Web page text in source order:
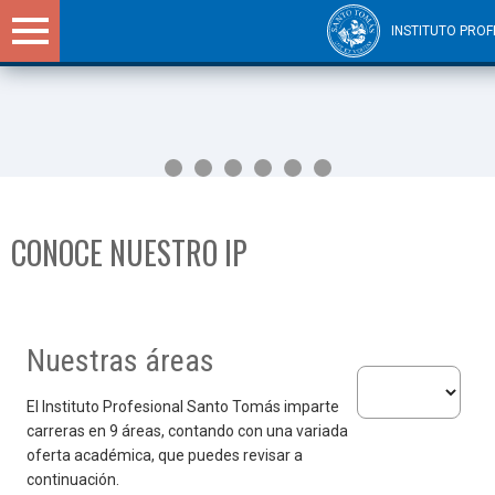
INSTITUTO
BIENVENIDA DEL RECTOR AL AÑO
BECA MATRÍCULA
DESPERTANDO LA GRANDEZA EN
IP SANTO TOMÁS DECRETA NUEVA
SÚMATE A UNA INSTITUCIÓN
CONTRIBUIR A LA INCLUSIÓN DE
CONOCE NUESTRO IP
Nuestras áreas
El Instituto Profesional Santo Tomás imparte
carreras en 9 áreas, contando con una variada
oferta académica, que puedes revisar a
continuación.
Selecciona un área